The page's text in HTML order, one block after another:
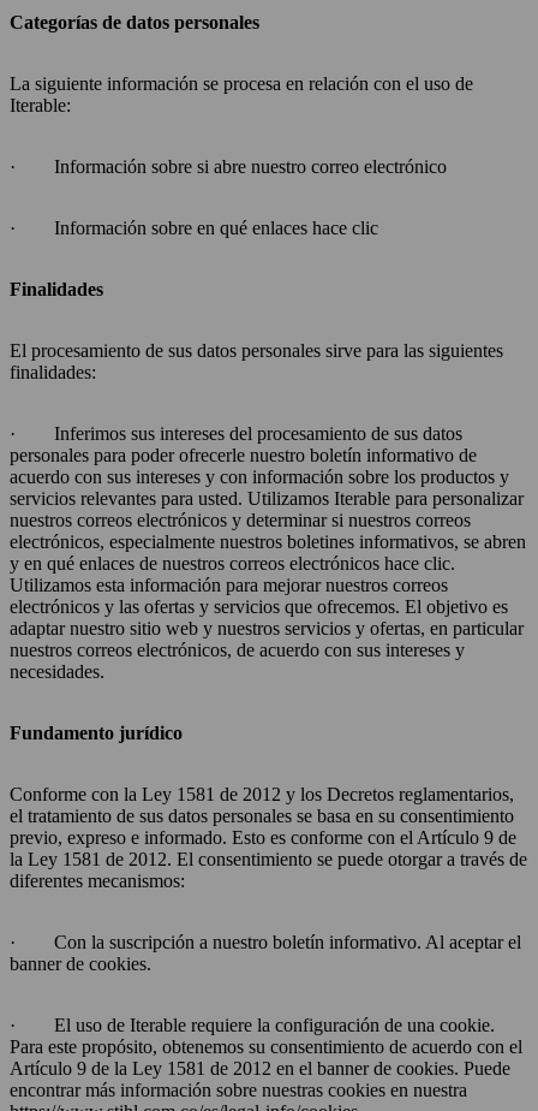
Categorías de datos personales
La siguiente información se procesa en relación con el uso de
Iterable:
· Información sobre si abre nuestro correo electrónico
· Información sobre en qué enlaces hace clic
Finalidades
El procesamiento de sus datos personales sirve para las siguientes
finalidades:
· Inferimos sus intereses del procesamiento de sus datos
personales para poder ofrecerle nuestro boletín informativo de
acuerdo con sus intereses y con información sobre los productos y
servicios relevantes para usted. Utilizamos Iterable para personalizar
nuestros correos electrónicos y determinar si nuestros correos
electrónicos, especialmente nuestros boletines informativos, se abren
y en qué enlaces de nuestros correos electrónicos hace clic.
Utilizamos esta información para mejorar nuestros correos
electrónicos y las ofertas y servicios que ofrecemos. El objetivo es
adaptar nuestro sitio web y nuestros servicios y ofertas, en particular
nuestros correos electrónicos, de acuerdo con sus intereses y
necesidades.
Fundamento jurídico
Conforme con la Ley 1581 de 2012 y los Decretos reglamentarios,
el tratamiento de sus datos personales se basa en su consentimiento
previo, expreso e informado. Esto es conforme con el Artículo 9 de
la Ley 1581 de 2012. El consentimiento se puede otorgar a través de
diferentes mecanismos:
· Con la suscripción a nuestro boletín informativo. Al aceptar el
banner de cookies.
· El uso de Iterable requiere la configuración de una cookie.
Para este propósito, obtenemos su consentimiento de acuerdo con el
Artículo 9 de la Ley 1581 de 2012 en el banner de cookies. Puede
encontrar más información sobre nuestras cookies en nuestra